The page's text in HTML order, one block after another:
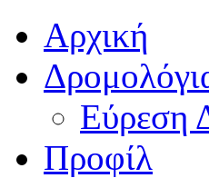
Αρχική
Εύρεση
Προφίλ